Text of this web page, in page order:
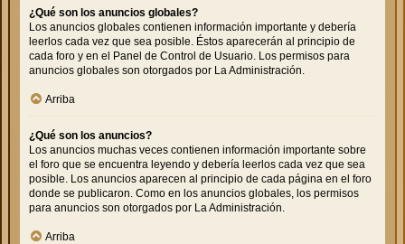
¿Qué son los anuncios globales?
Los anuncios globales contienen información importante y debería
leerlos cada vez que sea posible. Éstos aparecerán al principio de
cada foro y en el Panel de Control de Usuario. Los permisos para
anuncios globales son otorgados por La Administración.
Arriba
¿Qué son los anuncios?
Los anuncios muchas veces contienen información importante sobre
el foro que se encuentra leyendo y debería leerlos cada vez que sea
posible. Los anuncios aparecen al principio de cada página en el foro
donde se publicaron. Como en los anuncios globales, los permisos
para anuncios son otorgados por La Administración.
Arriba